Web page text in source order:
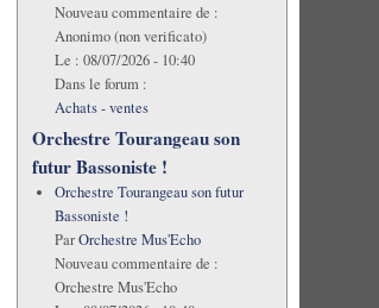
Nouveau commentaire de :
Anonimo (non verificato)
Le : 08/07/2026 - 10:40
Dans le forum :
Achats - ventes
Orchestre Tourangeau son
futur Bassoniste !
Orchestre Tourangeau son futur
Bassoniste !
ParOrchestre Mus'Echo
Nouveau commentaire de :
Orchestre Mus'Echo